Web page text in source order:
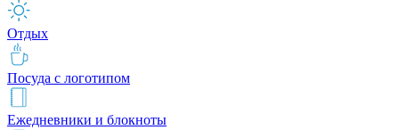
Отдых
Посуда с логотипом
Ежедневники и блокноты